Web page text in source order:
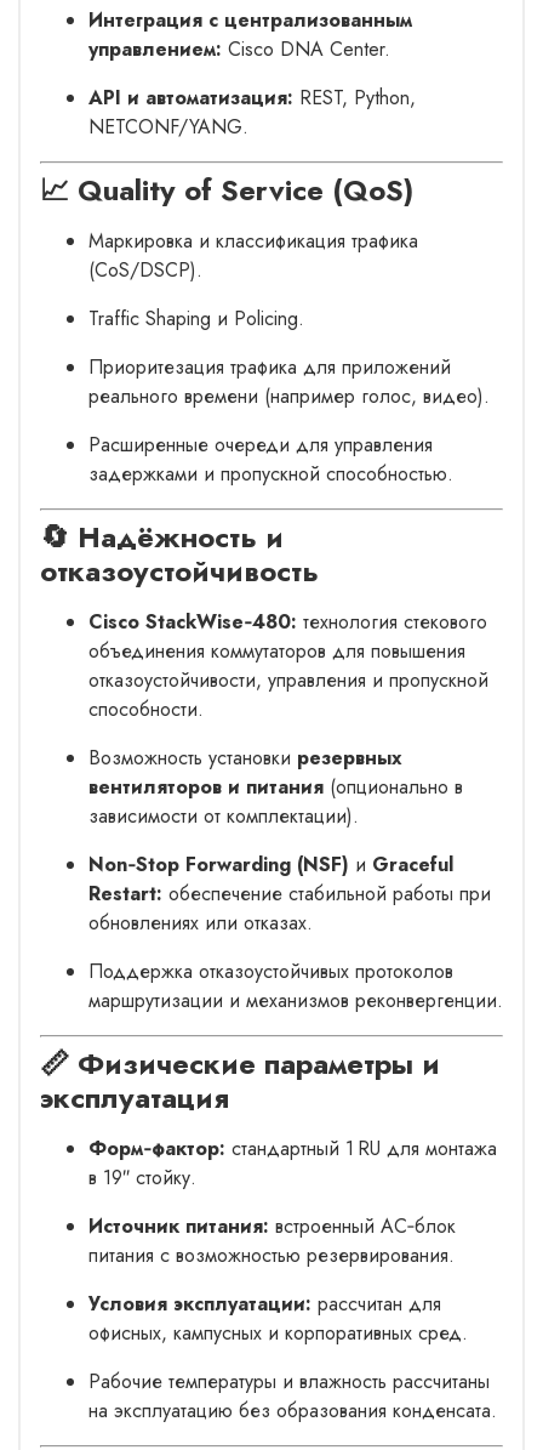
Интеграция с централизованным
управлением: Cisco DNA Center.
API и автоматизация: REST, Python,
NETCONF/YANG.
📈 Quality of Service (QoS)
Маркировка и классификация трафика
(CoS/DSCP).
Traffic Shaping и Policing.
Приоритезация трафика для приложений
реального времени (например голос, видео).
Расширенные очереди для управления
задержками и пропускной способностью.
🔄 Надёжность и
отказоустойчивость
Cisco StackWise‑480: технология стекового
объединения коммутаторов для повышения
отказоустойчивости, управления и пропускной
способности.
Возможность установки резервных
вентиляторов и питания (опционально в
зависимости от комплектации).
Non‑Stop Forwarding (NSF) и Graceful
Restart: обеспечение стабильной работы при
обновлениях или отказах.
Поддержка отказоустойчивых протоколов
маршрутизации и механизмов реконвергенции.
📏 Физические параметры и
эксплуатация
Форм‑фактор: стандартный 1 RU для монтажa
в 19″ стойку.
Источник питания: встроенный AC‑блок
питания с возможностью резервирования.
Условия эксплуатации: рассчитан для
офисных, кампусных и корпоративных сред.
Рабочие температуры и влажность рассчитаны
на эксплуатацию без образования конденсата.